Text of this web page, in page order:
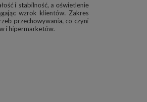
i stabilność, a oświetlenie
wzrok klientów. Zakres
przechowywania, co czyni
i hipermarketów.